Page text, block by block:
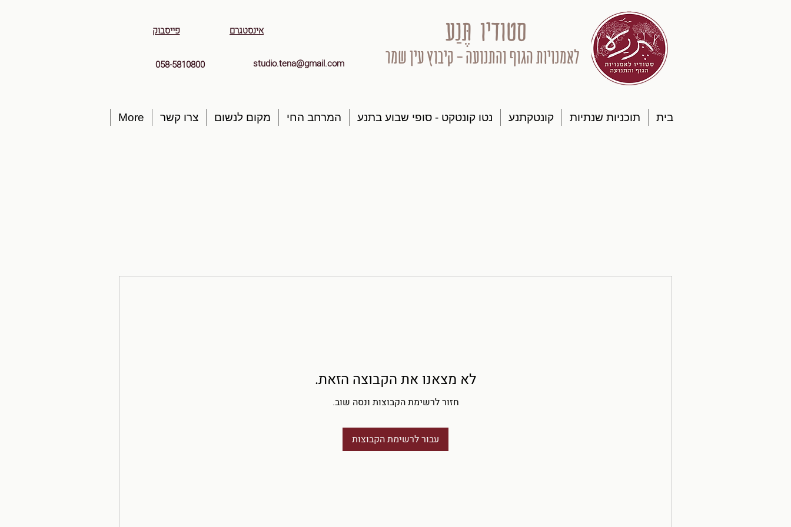
פייסבוק אינסטגרם
058-5810800 studio.tena@gmail.com
סטודיו תֶּנַע
לאמנויות הגוף והתנועה - קיבוץ עין שמר
בית תוכניות שנתיות קונטקתנע נטו קונטקט - סופי שבוע בתנע המרחב החי מקום לנשום צרו קשר More
לא מצאנו את הקבוצה הזאת.
חזור לרשימת הקבוצות ונסה שוב.
עבור לרשימת הקבוצות